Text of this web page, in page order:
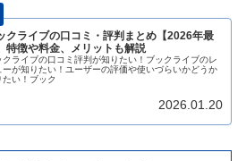
クライブの口コミ・評判まとめ【2026年最
特徴や料金、メリットも解説
クライブの口コミ評判が知りたい！ブックライブのレ
ーが知りたい！ユーザーの評価や使いづらいかどうか
たい！ブック
2026.01.20